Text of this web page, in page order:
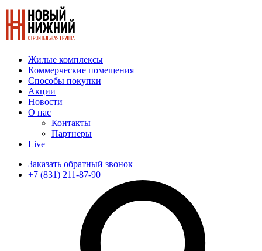
Жилые комплексы
Коммерческие помещения
Способы покупки
Акции
Новости
О нас
Контакты
Партнеры
Live
Заказать обратный звонок
+7 (831) 211-87-90